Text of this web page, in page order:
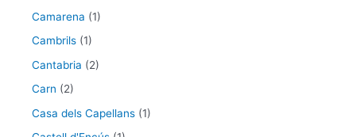
Camarena (1)
Cambrils (1)
Cantabria (2)
Carn (2)
Casa dels Capellans (1)